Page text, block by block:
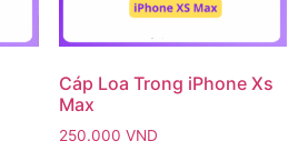
Cáp Loa Trong iPhone Xs
Max
250.000 VND